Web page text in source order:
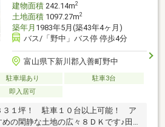
建物面積242.14m2
土地面積1097.27m2
築年月 1983年5月(築43年4ヶ月)
バス/「野中」バス停 停歩4分
富山県下新川郡入善町野中
駐車場あり
駐車3台
即入居可
３１坪！ 駐車１０台以上可能！ ア
の閑静な土地の広々８ＤＫです♪田園